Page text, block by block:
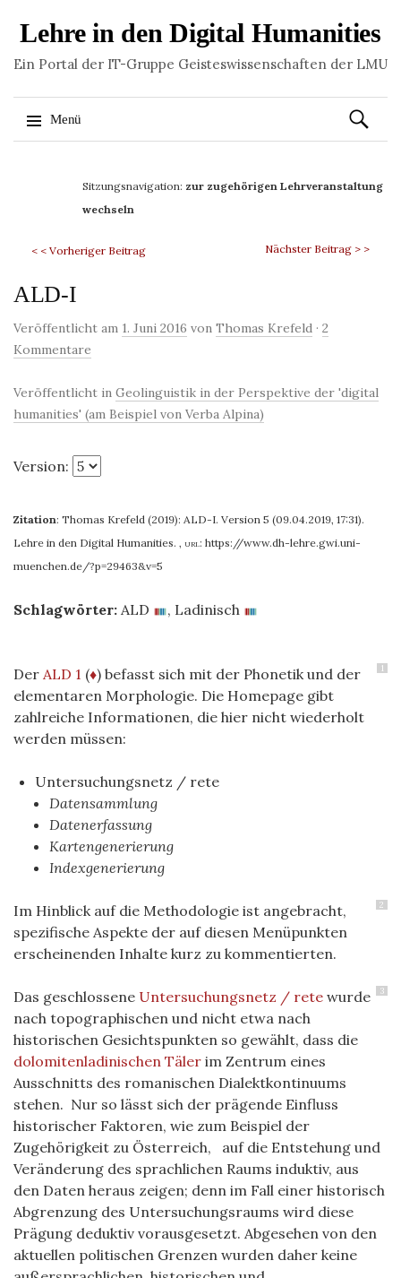
Lehre in den Digital Humanities
Ein Portal der IT-Gruppe Geisteswissenschaften der LMU
Menü
Suchen
nach:
Sitzungsnavigation: zur zugehörigen Lehrveranstaltung
wechseln
< < Vorheriger Beitrag Nächster Beitrag > >
ALD-I
Veröffentlicht am 1. Juni 2016 von Thomas Krefeld · 2
Kommentare
Veröffentlicht in Geolinguistik in der Perspektive der 'digital
humanities' (am Beispiel von Verba Alpina)
Version:
Zitation: Thomas Krefeld (2019): ALD-I. Version 5 (09.04.2019, 17:31).
Lehre in den Digital Humanities. , url: https://www.dh-lehre.gwi.uni-
muenchen.de/?p=29463&v=5
Schlagwörter: ALD , Ladinisch
1
Der ALD 1 (♦) befasst sich mit der Phonetik und der
elementaren Morphologie. Die Homepage gibt
zahlreiche Informationen, die hier nicht wiederholt
werden müssen:
Untersuchungsnetz / rete
Datensammlung
Datenerfassung
Kartengenerierung
Indexgenerierung
2
Im Hinblick auf die Methodologie ist angebracht,
spezifische Aspekte der auf diesen Menüpunkten
erscheinenden Inhalte kurz zu kommentierten.
3
Das geschlossene Untersuchungsnetz / rete wurde
nach topographischen und nicht etwa nach
historischen Gesichtspunkten so gewählt, dass die
dolomitenladinischen Täler im Zentrum eines
Ausschnitts des romanischen Dialektkontinuums
stehen. Nur so lässt sich der prägende Einfluss
historischer Faktoren, wie zum Beispiel der
Zugehörigkeit zu Österreich, auf die Entstehung und
Veränderung des sprachlichen Raums induktiv, aus
den Daten heraus zeigen; denn im Fall einer historisch
Abgrenzung des Untersuchungsraums wird diese
Prägung deduktiv vorausgesetzt. Abgesehen von den
aktuellen politischen Grenzen wurden daher keine